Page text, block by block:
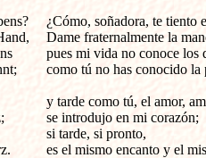
¿Cómo, soñadora, te tiento
Dame fraternalmente la
pues mi vida no conoce los
como tú no has conocido la
y tarde como tú, el amor,
se introdujo en mi corazón;
si tarde, si pronto,
es el mismo encanto y el